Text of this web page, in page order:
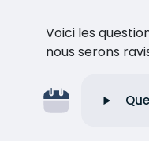
Voici les
nous serons